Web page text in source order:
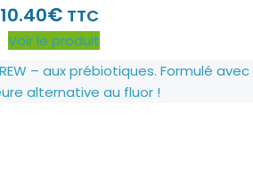
10.40€ TTC
Voir le produit